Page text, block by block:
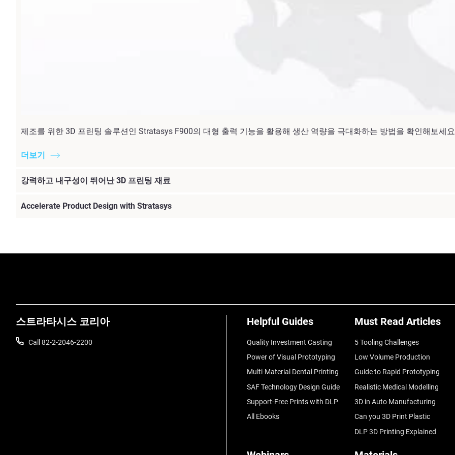
제조를 위한 3D 프린팅 솔루션인 Stratasys F900의 대형 출력 기능을 활용해 생산 역량을 극대화하는 방법을 확인해보세
더보기
강력하고 내구성이 뛰어난 3D 프린팅 재료
Accelerate Product Design with Stratasys
스트라타시스 코리아
Call 82-2-2046-2200
Helpful Guides
Quality Investment Casting
Power of Visual Prototyping
Multi-Material Dental Printing
SAF Technology Design Guide
Support-Free Prints with DLP
All Ebooks
Must Read Articles
5 Tooling Challenges
Low Volume Production
Guide to Rapid Prototyping
Realistic Medical Modelling
3D in Auto Manufacturing
Can you 3D Print Plastic
DLP 3D Printing Explained